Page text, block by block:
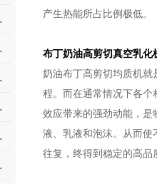
质？
方法
影响
细度
工作
关键
产生热能所占比例极低。
布丁奶油高剪切真空乳化
奶油布丁高剪切均质机
程。而在通常情况下各
效应带来的强劲动能，
液、乳液和泡沫。从而
往复，终得到稳定的高品